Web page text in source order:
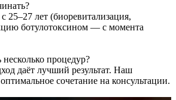
лет (биоревитализация,
ботулотоксином — с момента
процедур?
даёт лучший результат. Наш
сочетание на консультации.